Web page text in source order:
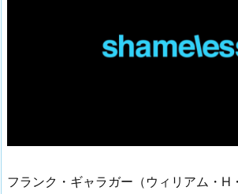
フランク・ギャラガー（ウィリアム・H